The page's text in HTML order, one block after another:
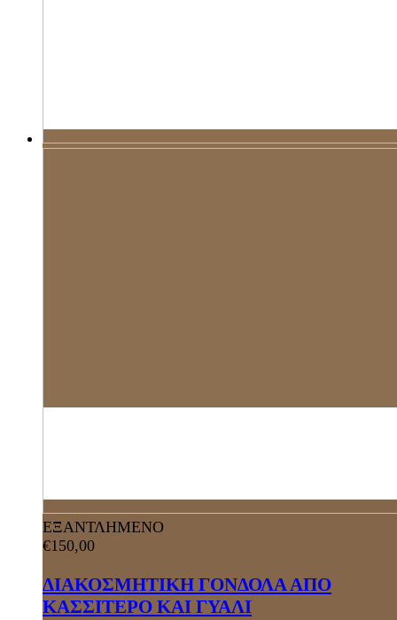
ΕΞΑΝΤΛΗΜΕΝΟ
€150,00
ΔΙΑΚΟΣΜΗΤΙΚΗ ΓΟΝΔΟΛΑ ΑΠΟ
ΚΑΣΣΙΤΕΡΟ ΚΑΙ ΓΥΑΛΙ